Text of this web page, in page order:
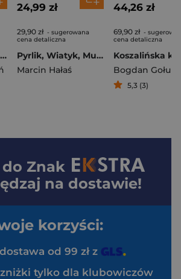
Sekrety Andrychowa, Wadowic i Kalwarii Zebrzydowskiej
24,99 zł
29,90 zł - sugerowana
cena detaliczna
Pyrlik, Wiatyk, Mulimare. Studenckie życie kulturalne w Bytomiu 1965–1989
Marcin Hałaś
44,26 zł
69,90 zł -
cena detaliczna
Bogdan
5,3 (3)
do Znak
na dostawie!
korzyści:
od 99 zł z
tylko dla klubowiczów